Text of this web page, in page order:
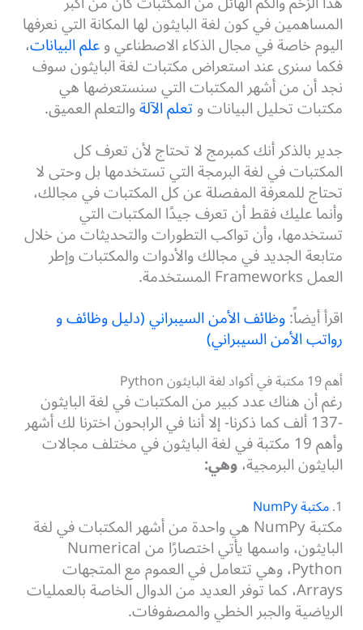
المساهمين في كون لغة البايثون لها المكانة التي نعرفها
اليوم خاصة في مجال الذكاء الاصطناعي وعلم البيانات،
فكما سنرى عند استعراض مكتبات لغة البايثون سوف
نجد أن من أشهر المكتبات التي سنستعرضها هي
مكتبات تحليل البيانات وتعلم الآلةوالتعلم العميق.
جدير بالذكر أنك كمبرمج لا تحتاج لأن تعرف كل
المكتبات في لغة البرمجة التي تستخدمها بل وحتى لا
تحتاج للمعرفة المفصلة عن كل المكتبات في مجالك،
وأنما عليك فقط أن تعرف جيدًا المكتبات التي
تستخدمها، وأن تواكب التطورات والتحديثات من خلال
متابعة الجديد في مجالك والأدوات والمكتبات وإطر
العمل Frameworks المستخدمة.
اقرأ أيضاً:وظائف الأمن السيبراني (دليل وظائف و
رواتب الأمن السيبراني)
أهم 19 مكتبة في أكواد لغة البايثون Python
رغم أن هناك عدد كبير من المكتبات في لغة البايثون
-137 ألف كما ذكرنا- إلا أننا في الرابحون اخترنا لك أشهر
وأهم 19 مكتبة في لغة البايثون في مختلف مجالات
البايثون البرمجية،وهي:
1. مكتبة NumPy
مكتبة NumPy هي واحدة من أشهر المكتبات في لغة
البايثون، واسمها يأتي اختصارًا من Numerical
Python، وهي تتعامل في العموم مع المتجهات
Arrays، كما توفر العديد من الدوال الخاصة بالعمليات
الرياضية والجبر الخطي والمصفوفات.